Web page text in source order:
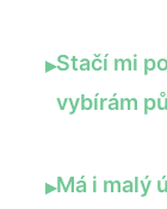
▸Stačí mi
vybírám
▸Má i malý